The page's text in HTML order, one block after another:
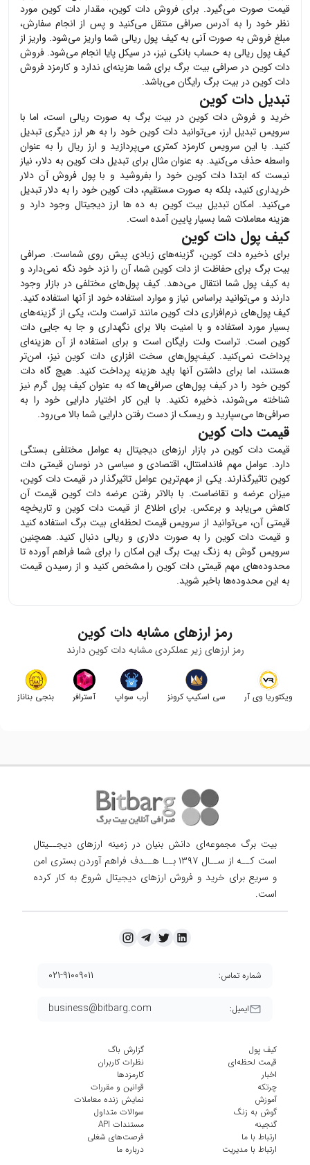
قیمت صورت می‌گیرد. برای فروش دات کوین، مقدار دات کوین مورد
نظر خود را به آدرس صرافی منتقل می‌کنید و پس از انجام سفارش،
مبلغ فروش به صورت آنی به کیف پول ریالی شما واریز می‌شود. واریز از
کیف پول ریالی به حساب بانکی نیز، در سیکل پایا انجام می‌شود. فروش
دات کوین در صرافی بیت برگ برای شما هزینه‌ای ندارد و کارمزد فروش
دات کویندر بیت برگ رایگان می‌باشد.
تبدیل دات کوین
خرید و فروش دات کوین در بیت برگ به صورت ریالی است، اما با
سرویس تبدیل ارز، می‌توانیددات کوین خود را به هر ارز دیگری تبدیل
کنید. با این سرویس کارمزد کمتری می‌پردازید و ارز ریال را به عنوان
واسطه حذف می‌کنید. به عنوان مثال برای تبدیلدات کوینبه دلار، نیاز
نیست که ابتدا دات کوین خود را بفروشید و با پول فروش آن دلار
خریداری کنید، بلکه به صورت مستقیم،دات کوینخود را به دلار تبدیل
می‌کنید. امکان تبدیل بیت کوین به ده ها ارز دیجیتال وجود دارد و
هزینه معاملات شما بسیار پایین آمده است.
کیف پول دات کوین
برای ذخیرهدات کوین، گزینه‌های زیادی پیش روی شماست. صرافی
بیت برگ برای حفاظت ازدات کوینشما، آن را نزد خود نگه نمی‌دارد و
به کیف پول شما انتقال می‌دهد. کیف پول‌های مختلفی در بازار وجود
دارند و می‌توانید براساس نیاز و موارد استفاده خود از آنها استفاده کنید.
کیف پول‌های نرم‌افزاریدات کوینمانند تراست ولت، یکی از گزینه‌های
بسیار مورد استفاده و با امنیت بالا برای نگهداری و جا به جایی دات
کوین است. تراست ولت رایگان است و برای استفاده از آن هزینه‌ای
پرداخت نمی‌کنید. کیف‌پول‌های سخت افزاریدات کویننیز، امن‌تر
هستند، اما برای داشتن آنها باید هزینه پرداخت کنید. هیچ گاه دات
کوین خود را در کیف پول‌های صرافی‌ها که به عنوان کیف پول گرم نیز
شناخته می‌شوند، ذخیره نکنید. با این کار اختیار دارایی خود را به
صرافی‌ها می‌سپارید و ریسک از دست رفتن دارایی شما بالا می‌رود.
قیمت دات کوین
قیمت دات کویندر بازار ارزهای دیجیتال به عوامل مختلفی بستگی
دارد. عوامل مهم فاندامنتال، اقتصادی و سیاسی در نوسان قیمتی دات
کوین تاثیرگذارند. یکی از مهم‌ترین عوامل تاثیرگذار در قیمتدات کوین،
میزان عرضه و تقاضاست. با بالاتر رفتن عرضه دات کوین قیمت آن
کاهش می‌یابد و برعکس. برای اطلاع از قیمت دات کوینو تاریخچه
قیمتی آن، می‌توانید از سرویس قیمت لحظه‌ای بیت برگ استفاده کنید
و قیمت دات کوین را به صورت دلاری و ریالی دنبال کنید. همچنین
سرویس گوش به زنگ بیت برگ این امکان را برای شما فراهم آورده تا
محدوده‌های مهم قیمتی دات کوینرا مشخص کنید و از رسیدن قیمت
به این محدوده‌ها باخبر شوید.
رمز ارزهای مشابه دات کوین
رمز ارزهای زیر عملکردی مشابهدات کویندارند
ویکتوریا وی آر سی اسکیپ کرونز أرب سواپ آسترافر بنجی بناناز
بیت برگ مجموعه‌ای دانش بنیان در زمینه ارزهای دیجــیتال
است کــه از ســال ۱۳۹۷ بــا هــدف فراهم آوردن
بستری امن
و سریع برای خرید و فروش ارزهای دیجیتال شروع به کار کرده
است.
ایمیل: business@bitbarg.com
شماره تماس: ۰۲۱-۹۱۰۰۹۰۱۱
کیف پول
قیمت لحظه‌ای
اخبار
چرتکه
آموزش
گوش به زنگ
گنجینه
ارتباط با ما
ارتباط با مدیریت
گزارش باگ
نظرات کاربران
کارمزد‌ها
قوانین و مقررات
نمایش زنده معاملات
سوالات متداول
مستندات API
فرصت‌های شغلی
درباره ما